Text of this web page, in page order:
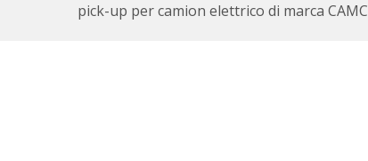
pick-up per camion elettrico di marca CAMC